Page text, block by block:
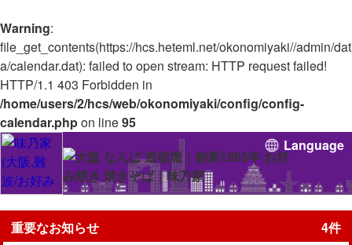
Warning:
file_get_contents(https://hcs.heteml.net/okonomiyaki//admin/dat
a/calendar.dat): failed to open stream: HTTP request failed!
HTTP/1.1 403 Forbidden in
/home/users/2/hcs/web/okonomiyaki/config/config-
calendar.phpon line95
Language
重要なお知らせ 4件